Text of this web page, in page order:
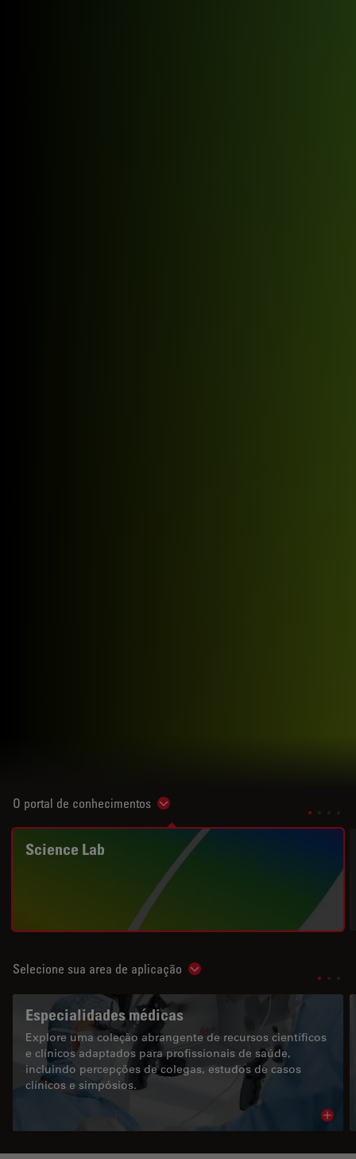
O portal de conhecimentos Show subnavigation
Science Lab
Selecione sua area de aplicação Show subnavigation
Especialidades médicas
Explore uma coleção abrangente de recursos científicos
e clínicos adaptados para profissionais de saúde,
incluindo percepções de colegas, estudos de casos
clínicos e simpósios.